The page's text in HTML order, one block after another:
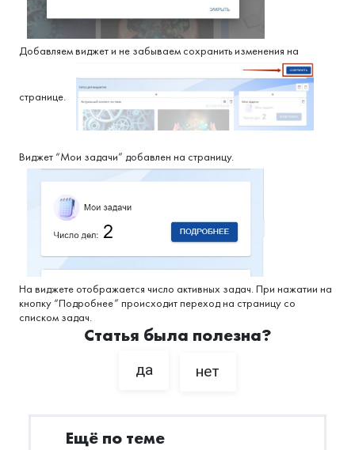
Добавляем виджет и не забываем сохранить изменения на
странице.
Виджет “Мои задачи” добавлен на страницу.
На виджете отображается число активных задач. При нажатии на
кнопку “Подробнее” происходит переход на страницу со
списком задач.
Статья была полезна?
да нет
Ещё по теме